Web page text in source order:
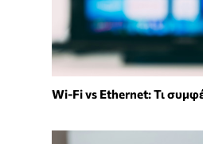
Wi-Fi vs Ethernet: Τι